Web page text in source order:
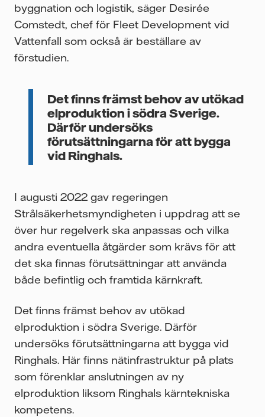
byggnation och logistik, säger Desirée
Comstedt, chef för Fleet Development vid
Vattenfall som också är beställare av
förstudien.
Det finns främst behov av utökad
elproduktion i södra Sverige.
Därför undersöks
förutsättningarna för att bygga
vid Ringhals.
I augusti 2022 gav regeringen
Strålsäkerhetsmyndigheten i uppdrag att se
över hur regelverk ska anpassas och vilka
andra eventuella åtgärder som krävs för att
det ska finnas förutsättningar att använda
både befintlig och framtida kärnkraft.
Det finns främst behov av utökad
elproduktion i södra Sverige. Därför
undersöks förutsättningarna att bygga vid
Ringhals. Här finns nätinfrastruktur på plats
som förenklar anslutningen av ny
elproduktion liksom Ringhals kärntekniska
kompetens.